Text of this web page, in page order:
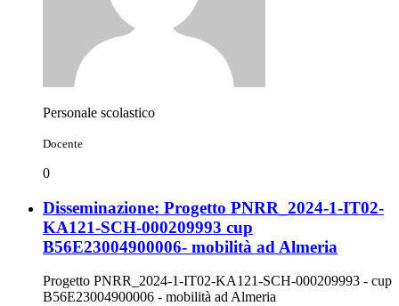
Personale scolastico
Docente
0
Disseminazione: Progetto PNRR_2024-1-IT02-
KA121-SCH-000209993 cup
B56E23004900006- mobilità ad Almeria
Progetto PNRR_2024-1-IT02-KA121-SCH-000209993 - cup
B56E23004900006 - mobilità ad Almeria